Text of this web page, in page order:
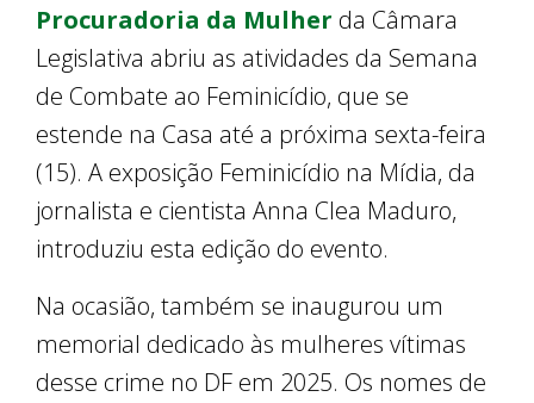
Procuradoria da Mulher da Câmara
Legislativa abriu as atividades da Semana
de Combate ao Feminicídio, que se
estende na Casa até a próxima sexta-feira
(15). A exposição Feminicídio na Mídia, da
jornalista e cientista Anna Clea Maduro,
introduziu esta edição do evento.
Na ocasião, também se inaugurou um
memorial dedicado às mulheres vítimas
desse crime no DF em 2025. Os nomes de